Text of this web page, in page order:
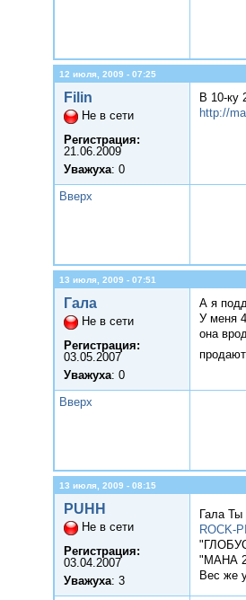
12 июля, 2009 - 07:25
Filin
Не в сети
Регистрация:
21.06.2009
Уважуха: 0
В 10-ку
http://
Вверх
13 июля, 2009 - 07:51
Гала
Не в сети
Регистрация:
03.05.2007
Уважуха: 0
А я
У меня
она
Вверх
13 июля, 2009 - 08:15
PUHH
Не в сети
Регистрация:
03.04.2007
Уважуха: 3
Гала
ROCK-
"МАНА
Вес же